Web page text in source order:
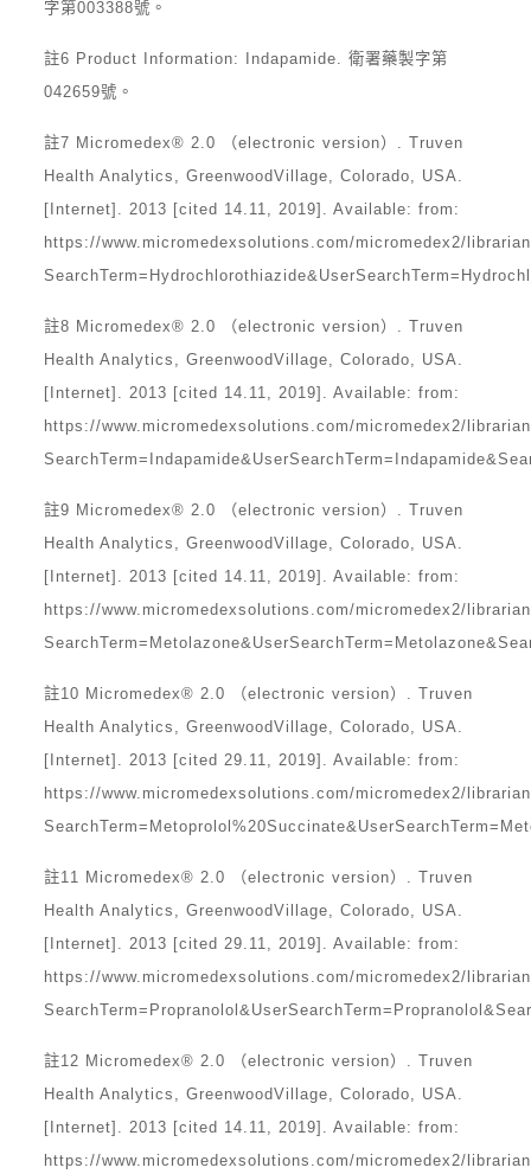
字第003388號。
註6 Product Information: Indapamide. 衛署藥製字第
042659號。
註7 Micromedex® 2.0 （electronic version）. Truven
Health Analytics, GreenwoodVillage, Colorado, USA.
[Internet]. 2013 [cited 14.11, 2019]. Available: from:
https://www.micromedexsolutions.com/micromedex2/
註8 Micromedex® 2.0 （electronic version）. Truven
Health Analytics, GreenwoodVillage, Colorado, USA.
[Internet]. 2013 [cited 14.11, 2019]. Available: from:
https://www.micromedexsolutions.com/micromedex2/
註9 Micromedex® 2.0 （electronic version）. Truven
Health Analytics, GreenwoodVillage, Colorado, USA.
[Internet]. 2013 [cited 14.11, 2019]. Available: from:
https://www.micromedexsolutions.com/micromedex2/
註10 Micromedex® 2.0 （electronic version）. Truven
Health Analytics, GreenwoodVillage, Colorado, USA.
[Internet]. 2013 [cited 29.11, 2019]. Available: from:
https://www.micromedexsolutions.com/micromedex2/
註11 Micromedex® 2.0 （electronic version）. Truven
Health Analytics, GreenwoodVillage, Colorado, USA.
[Internet]. 2013 [cited 29.11, 2019]. Available: from:
https://www.micromedexsolutions.com/micromedex2/
註12 Micromedex® 2.0 （electronic version）. Truven
Health Analytics, GreenwoodVillage, Colorado, USA.
[Internet]. 2013 [cited 14.11, 2019]. Available: from:
https://www.micromedexsolutions.com/micromedex2/